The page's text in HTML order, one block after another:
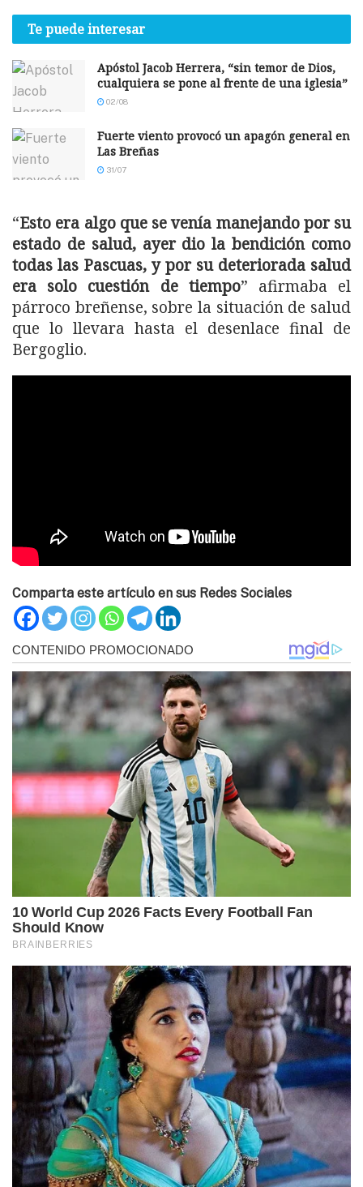
Te puede interesar
Apóstol Jacob Herrera, “sin temor de Dios,
cualquiera se pone al frente de una iglesia”
02/08
Fuerte viento provocó un apagón general en
Las Breñas
31/07
“Esto era algo que se venía manejando por su
estado de salud, ayer dio la bendición como
todas las Pascuas, y por su deteriorada salud
era solo cuestión de tiempo” afirmaba el
párroco breñense, sobre la situación de salud
que lo llevara hasta el desenlace final de
Bergoglio.
Comparta este artículo en sus Redes Sociales